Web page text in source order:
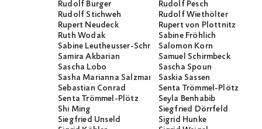
Rudolf Burger
Rudolf Pesch
Rudolf Stichweh
Rudolf Wiethölter
Rupert Neudeck
Rupert von Plottnitz
Ruth Wodak
Sabine Fröhlich
Sabine Leutheusser-Schnarrenberger
Salomon Korn
Samira Akbarian
Samuel Schirmbeck
Sascha Lobo
Sascha Spoun
Sasha Marianna Salzmann Saskia Sassen
Sebastian Conrad
Senta Trömmel-Plötz
Senta Trömmel-Plötz
Seyla Benhabib
Shi Ming
Siegfried Dörrfeld
Siegfried Unseld
Sigrid Hunke